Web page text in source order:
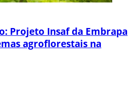
Projeto Insaf da Embrapa
agroflorestais na